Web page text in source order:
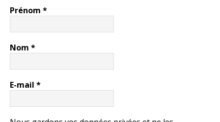
Prénom *
Nom *
E-mail *